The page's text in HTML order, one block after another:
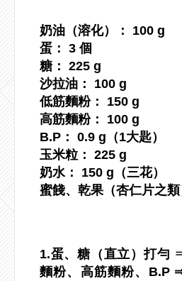
奶油（溶化）： 100 g
蛋： 3 個
糖： 225 g
沙拉油： 100 g
低筋麵粉： 150 g
高筋麵粉： 100 g
B.P： 0.9 g（1大匙）
玉米粒： 225 g
奶水： 150 g（三花）
蜜餞、乾果（杏仁片之
1.蛋、糖（直立）打勻
麵粉、高筋麵粉、B.P